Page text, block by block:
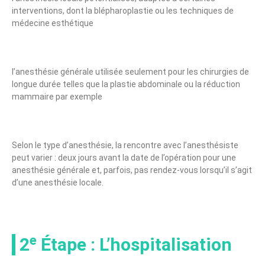
interventions, dont la blépharoplastie ou les techniques de
médecine esthétique
l’anesthésie générale utilisée seulement pour les chirurgies de
longue durée telles que la plastie abdominale ou la réduction
mammaire par exemple
Selon le type d’anesthésie, la rencontre avec l’anesthésiste
peut varier : deux jours avant la date de l’opération pour une
anesthésie générale et, parfois, pas rendez-vous lorsqu’il s’agit
d’une anesthésie locale.
2ᵉ Étape : L’hospitalisation